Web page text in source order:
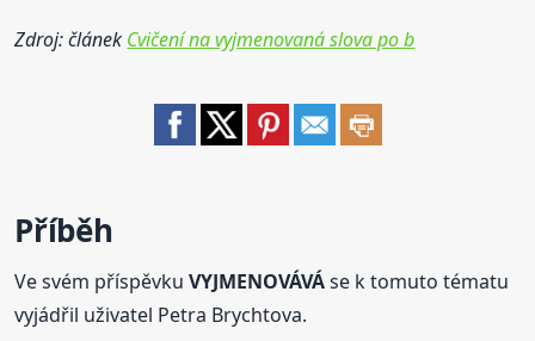
Zdroj: článek Cvičení na vyjmenovaná slova po b
Příběh
Ve svém příspěvkuVYJMENOVÁVÁse k tomuto tématu
vyjádřil uživatel Petra Brychtova.